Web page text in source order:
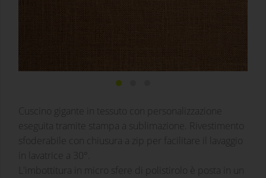
Cuscino gigante in tessuto con personalizzazione
eseguita tramite stampa a sublimazione. Rivestimento
sfoderabile con chiusura a zip per facilitare il lavaggio
in lavatrice a 30°.
L'imbottitura in micro sfere di polistirolo è posta in un